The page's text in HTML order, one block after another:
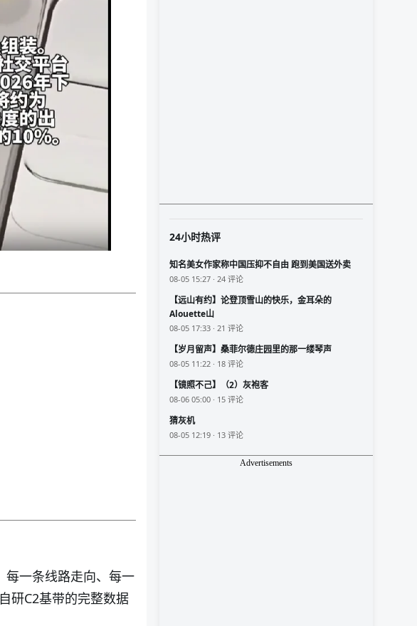
每一条线路走向、每一
研C2基带的完整数据
24小时热评
知名美女作家称中国压抑不自由 跑到美国送外卖
08-05 15:27 · 24 评论
【远山有约】论登顶雪山的快乐，金耳朵的
Alouette山
08-05 17:33 · 21 评论
【岁月留声】桑菲尔德庄园里的那一缕琴声
08-05 11:22 · 18 评论
【镜照不己】（2）灰袍客
08-06 05:00 · 15 评论
猜灰机
08-05 12:19 · 13 评论
Advertisements